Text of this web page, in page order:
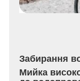
Забирання
Мийка